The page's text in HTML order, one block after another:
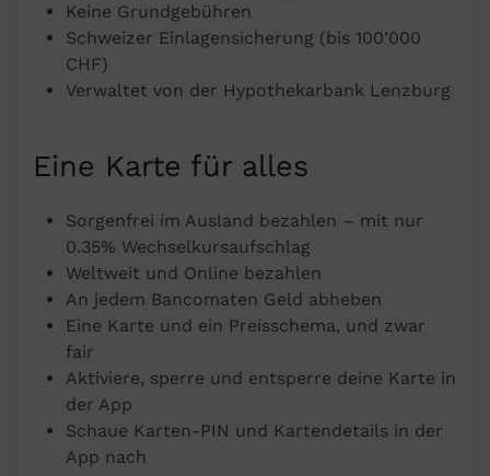
Keine Grundgebühren
Schweizer Einlagensicherung (bis 100’000
CHF)
Verwaltet von der Hypothekarbank Lenzburg
Eine Karte für alles
Sorgenfrei im Ausland bezahlen – mit nur
0.35% Wechselkursaufschlag
Weltweit und Online bezahlen
An jedem Bancomaten Geld abheben
Eine Karte und ein Preisschema, und zwar
fair
Aktiviere, sperre und entsperre deine Karte in
der App
Schaue Karten-PIN und Kartendetails in der
App nach